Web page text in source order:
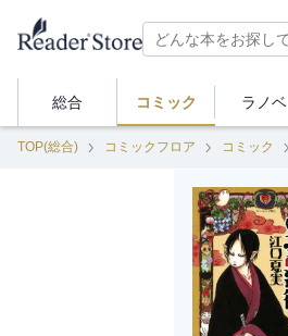
総合 コミック ラノベ
TOP(総合) コミックフロア コミック